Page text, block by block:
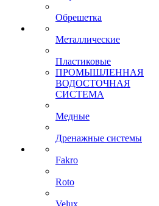
Обрешетка
Металлические
Пластиковые
ПРОМЫШЛЕННАЯ
ВОДОСТОЧНАЯ
СИСТЕМА
Медные
Дренажные системы
Fakro
Roto
Velux